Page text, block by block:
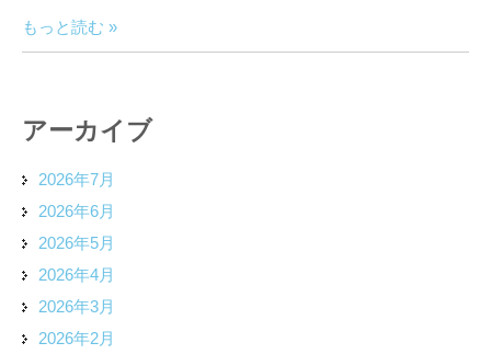
もっと読む »
アーカイブ
2026年7月
2026年6月
2026年5月
2026年4月
2026年3月
2026年2月